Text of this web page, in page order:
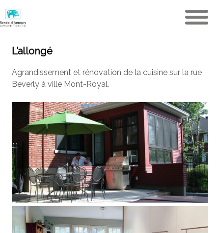
L’allongé
Agrandissement et rénovation de la cuisine sur la rue
Beverly à ville Mont-Royal.